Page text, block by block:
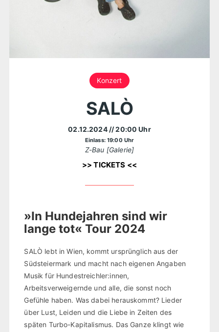
Konzert
SALÒ
02.12.2024 // 20:00 Uhr
Einlass: 19:00 Uhr
Z-Bau [Galerie]
>> TICKETS <<
»In Hundejahren sind wir
lange tot« Tour 2024
SALÒ lebt in Wien, kommt ursprünglich aus der
Südsteiermark und macht nach eigenen Angaben
Musik für Hundestreichler:innen,
Arbeitsverweigernde und alle, die sonst noch
Gefühle haben. Was dabei herauskommt? Lieder
über Lust, Leiden und die Liebe in Zeiten des
späten Turbo-Kapitalismus. Das Ganze klingt wie